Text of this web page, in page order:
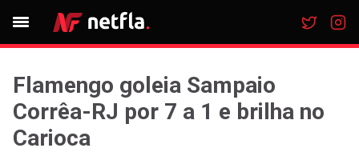
Flamengo goleia Sampaio
Corrêa-RJ por 7 a 1 e brilha no
Carioca